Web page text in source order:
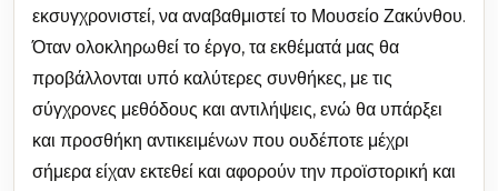
εκσυγχρονιστεί, να αναβαθμιστεί το Μουσείο Ζακύνθου.
Όταν ολοκληρωθεί το έργο, τα εκθέματά μας θα
προβάλλονται υπό καλύτερες συνθήκες, με τις
σύγχρονες μεθόδους και αντιλήψεις, ενώ θα υπάρξει
και προσθήκη αντικειμένων που ουδέποτε μέχρι
σήμερα είχαν εκτεθεί και αφορούν την προϊστορική και